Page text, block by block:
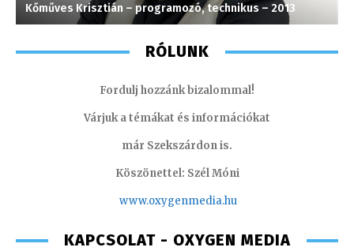
Kőműves Krisztián – programozó, technikus – 2013
RÓLUNK
Fordulj hozzánk bizalommal!
Várjuk a témákat és információkat
már Szekszárdon is.
Köszönettel: Szél Móni
www.oxygenmedia.hu
KAPCSOLAT - OXYGEN MEDIA